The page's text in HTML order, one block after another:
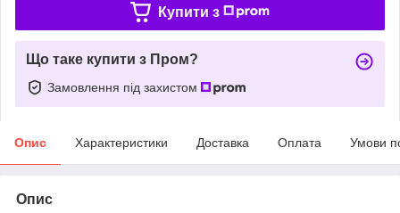
Купити з
Що таке купити з Пром?
Замовлення під захистом
Опис Характеристики Доставка Оплата Умови
Опис